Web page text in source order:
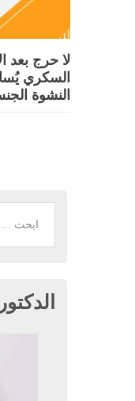
لا حرج بعد
السكري
النشوة